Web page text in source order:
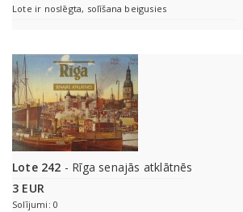
Lote ir noslēgta, solīšana beigusies
Lote 242 - Rīga senajās atklātnēs
3 EUR
Solījumi: 0